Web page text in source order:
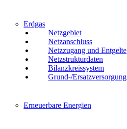
Erdgas
Netzgebiet
Netzanschluss
Netzzugang und Entgelte
Netzstrukturdaten
Bilanzkreissystem
Grund-/Ersatzversorgung
Erneuerbare Energien